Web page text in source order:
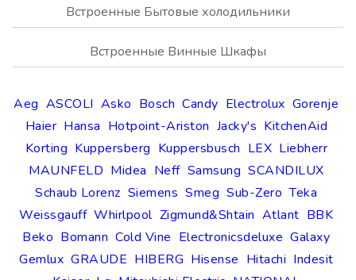
Aeg ASCOLI Asko Bosch Candy Electrolux Gorenje
Haier Hansa Hotpoint-Ariston Jacky's KitchenAid
Korting Kuppersberg Kuppersbusch LEX Liebherr
MAUNFELD Midea Neff Samsung SCANDILUX
Schaub Lorenz Siemens Smeg Sub-Zero Teka
Weissgauff Whirlpool Zigmund&Shtain Atlant BBK
Beko Bomann Cold Vine Electronicsdeluxe Galaxy
Gemlux GRAUDE HIBERG Hisense Hitachi Indesit
Встроенные Бытовые холодильники
Встроенные Винные Шкафы